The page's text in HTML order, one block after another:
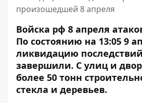
произошедшей 8 апреля
Войска рф 8 апреля
По состоянию на 13:05 9
ликвидацию
завершили. С улиц и
более 50 тонн
стекла и деревьев.